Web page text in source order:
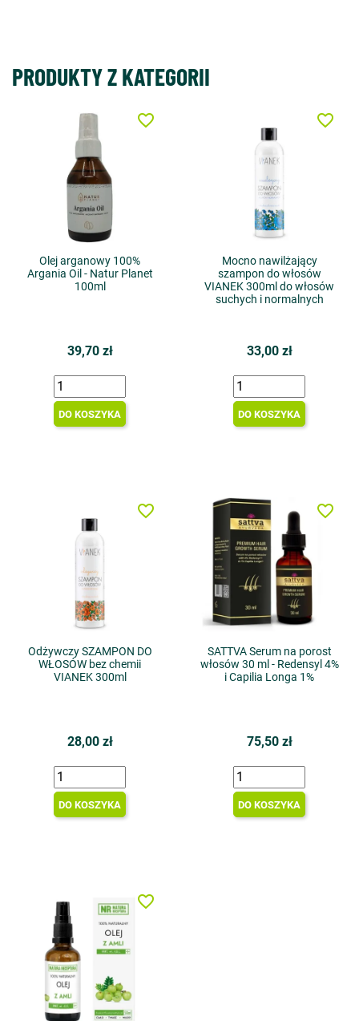
PRODUKTY Z KATEGORII
Olej arganowy 100%
Argania Oil - Natur Planet
100ml
39,70 zł
DO KOSZYKA
favorite_border
Mocno nawilżający
szampon do włosów
VIANEK 300ml do włosów
suchych i normalnych
33,00 zł
DO KOSZYKA
favorite_border
Odżywczy SZAMPON DO
WŁOSÓW bez chemii
VIANEK 300ml
28,00 zł
DO KOSZYKA
favorite_border
SATTVA Serum na porost
włosów 30 ml - Redensyl 4%
i Capilia Longa 1%
75,50 zł
DO KOSZYKA
favorite_border
favorite_border